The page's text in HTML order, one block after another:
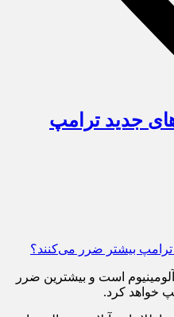
جدید ترامپ
است و بیشترین ضرر